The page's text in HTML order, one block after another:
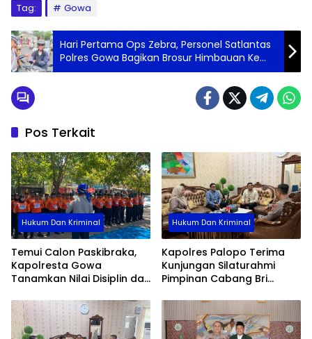
Tag: Gowa
Hari Pertama Ops Zebra, Personel Satlantas
Polres Gowa Bagikan Brosur Himbauan Ke
Pengendara
Pos Terkait
Hukum Dan Kriminal
Temui Calon Paskibraka,
Kapolresta Gowa
Tanamkan Nilai Disiplin dan
Hukum Dan Kriminal
Kapolres Palopo Terima
Kunjungan Silaturahmi
Pimpinan Cabang Bri